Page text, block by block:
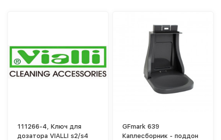
111266-4, Ключ для
дозатора VIALLI s2/s4
GFmark 639
Каплесборник - поддон